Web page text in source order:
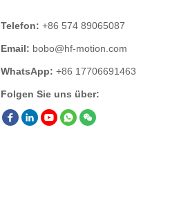
Telefon: +86 574 89065087
Email: bobo@hf-motion.com
WhatsApp: +86 17706691463
Folgen Sie uns über: